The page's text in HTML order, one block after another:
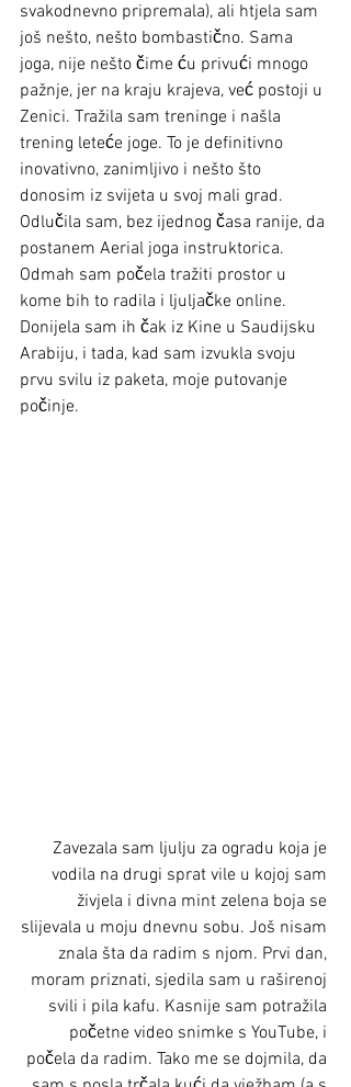
svakodnevno pripremala), ali htjela sam
još nešto, nešto bombastično. Sama
joga, nije nešto čime ću privući mnogo
pažnje, jer na kraju krajeva, već postoji u
Zenici. Tražila sam treninge i našla
trening leteće joge. To je definitivno
inovativno, zanimljivo i nešto što
donosim iz svijeta u svoj mali grad.
Odlučila sam, bez ijednog časa ranije, da
postanem Aerial joga instruktorica.
Odmah sam počela tražiti prostor u
kome bih to radila i ljuljačke online.
Donijela sam ih čak iz Kine u Saudijsku
Arabiju, i tada, kad sam izvukla svoju
prvu svilu iz paketa, moje putovanje
počinje.
Zavezala sam ljulju za ogradu koja je
vodila na drugi sprat vile u kojoj sam
živjela i divna mint zelena boja se
slijevala u moju dnevnu sobu. Još nisam
znala šta da radim s njom. Prvi dan,
moram priznati, sjedila sam u raširenoj
svili i pila kafu. Kasnije sam potražila
početne video snimke s YouTube, i
počela da radim. Tako me se dojmila, da